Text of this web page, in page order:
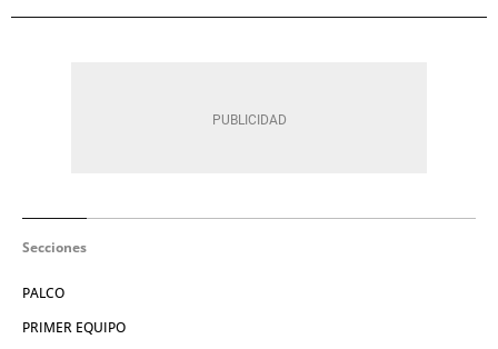
Secciones
PALCO
PRIMER EQUIPO